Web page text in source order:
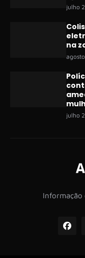
julho
na
julho
Informação